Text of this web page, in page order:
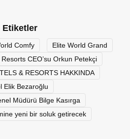
Etiketler
Comfy
Elite World Grand
CEO’su Orkun Petekçi
& RESORTS HAKKINDA
Elik Bezaroğlu
Müdürü Bilge Kasırga
yeni bir soluk getirecek